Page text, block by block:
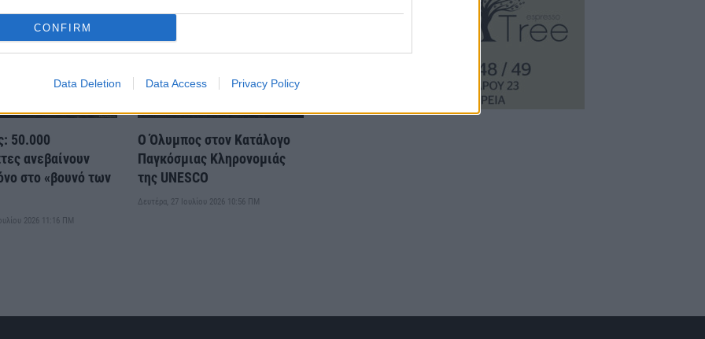
CONFIRM
Data Deletion Data Access Privacy Policy
50.000
ανεβαίνουν
στο «βουνό των
2026 11:16 ΠΜ
Ο Όλυμπος στον Κατάλογο
Παγκόσμιας Κληρονομιάς
της UNESCO
Δευτέρα, 27 Ιουλίου 2026 10:56 ΠΜ